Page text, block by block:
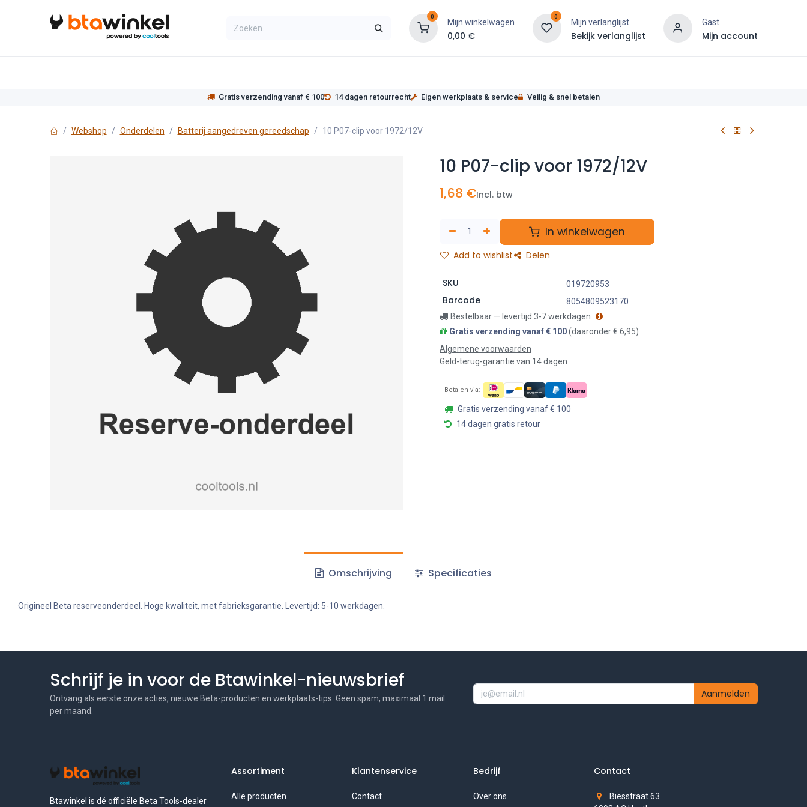
0
Mijn winkelwagen
0,00 €
0
Mijn verlanglijst
Bekijk verlanglijst
Gast
Mijn account
Gratis verzending vanaf € 100 14 dagen retourrecht Eigen werkplaats & service Veilig & snel betalen
Webshop Onderdelen Batterij aangedreven gereedschap 10 P07-clip voor 1972/12V
10 P07-clip voor 1972/12V
1,68 €Incl. btw
In winkelwagen
Add to wishlist Delen
SKU 019720953
Barcode
8054809523170
Bestelbaar — levertijd 3-7 werkdagen
Gratis verzending vanaf € 100(daaronder € 6,95)
Algemene voorwaarden
Geld-terug-garantie van 14 dagen
Betalen via:
Gratis verzending vanaf € 100
14 dagen gratis retour
Omschrijving Specificaties
Origineel Beta reserveonderdeel. Hoge kwaliteit, met fabrieksgarantie. Levertijd: 5-10 werkdagen.
Schrijf je in voor de Btawinkel-nieuwsbrief
Ontvang als eerste onze acties, nieuwe Beta-producten en werkplaats-tips. Geen spam, maximaal 1 mail
per maand.
Aanmelden
Btawinkel is dé officiële Beta Tools-dealer
Assortiment
Alle producten
Klantenservice
Contact
Bedrijf
Over ons
Contact
Biesstraat 63